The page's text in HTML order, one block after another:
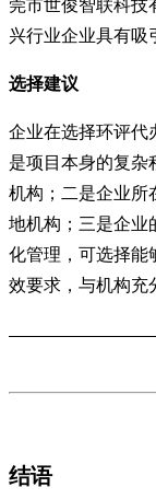
兴行业企业具有吸
选择建议
企业在选择环评代
是项目本身的复杂
机构；二是企业所
地机构；三是企业
化管理，可选择能
效要求，与机构充
结语